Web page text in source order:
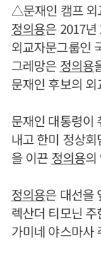
△문재인 캠프 외
정의용은 2017년
외교자문그룹인
그레망은 정의용
문재인 후보의
문재인 대통령이
내고 한미 정상
을 이끈 정의용의
정의용은 대선을
렉산더 티모닌
가미네 야스마사